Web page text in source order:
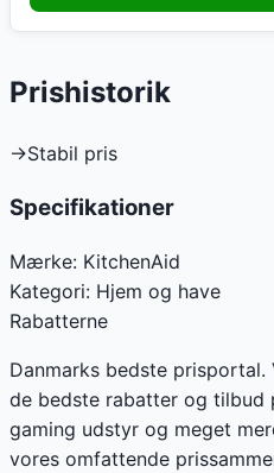
Prishistorik
→Stabil pris
Specifikationer
Mærke: KitchenAid
Kategori: Hjem og have
Rabatterne
Danmarks bedste
de bedste rabatter og tilbud
gaming udstyr og meget
vores omfattende